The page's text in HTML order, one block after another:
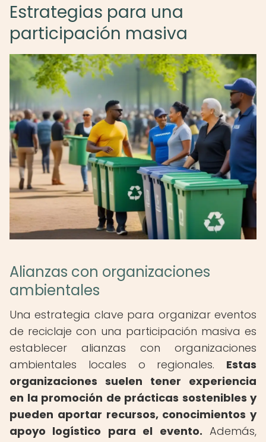
Estrategias para una
participación masiva
Alianzas con organizaciones
ambientales
Una estrategia clave para organizar eventos
de reciclaje con una participación masiva es
establecer alianzas con organizaciones
ambientales locales o regionales. Estas
organizaciones suelen tener experiencia
en la promoción de prácticas sostenibles y
pueden aportar recursos, conocimientos y
apoyo logístico para el evento. Además,